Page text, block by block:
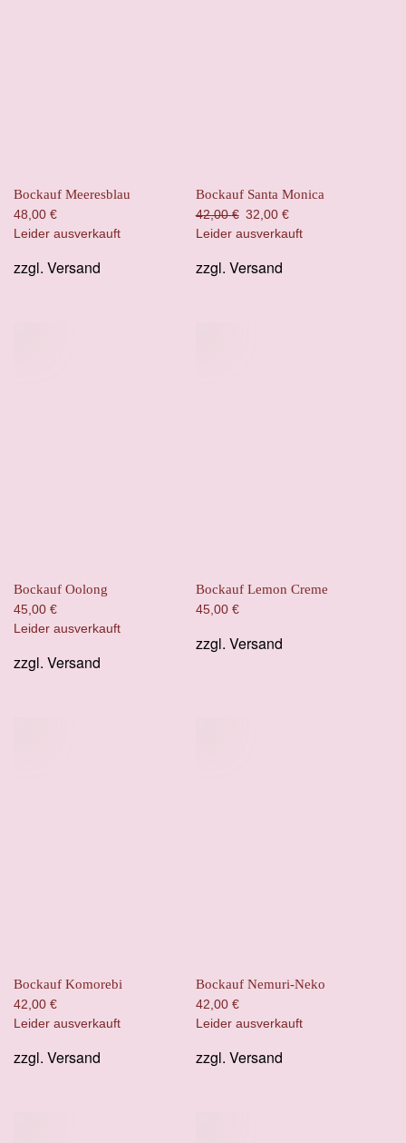
Bockauf Meeresblau
48,00 €
Leider ausverkauft
zzgl. Versand
Bockauf Santa Monica
42,00€ Ursprünglicher
Preis
42,00 €
32,00 €
Preis
Leider ausverkauft
zzgl. Versand
Bockauf Oolong
45,00 €
Leider ausverkauft
zzgl. Versand
Bockauf Lemon Creme
45,00 €
zzgl. Versand
Bockauf Komorebi
42,00 €
Leider ausverkauft
zzgl. Versand
Bockauf Nemuri-Neko
42,00 €
Leider ausverkauft
zzgl. Versand